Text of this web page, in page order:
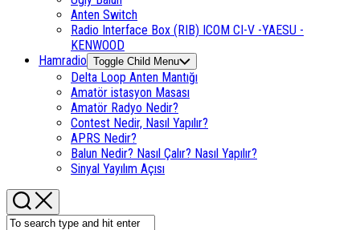
Anten Switch
Radio Interface Box (RIB) ICOM CI-V -YAESU -
KENWOOD
Hamradio Toggle Child Menu
Delta Loop Anten Mantığı
Amatör istasyon Masası
Amatör Radyo Nedir?
Contest Nedir, Nasıl Yapılır?
APRS Nedir?
Balun Nedir? Nasıl Çalır? Nasıl Yapılır?
Sinyal Yayılım Açısı